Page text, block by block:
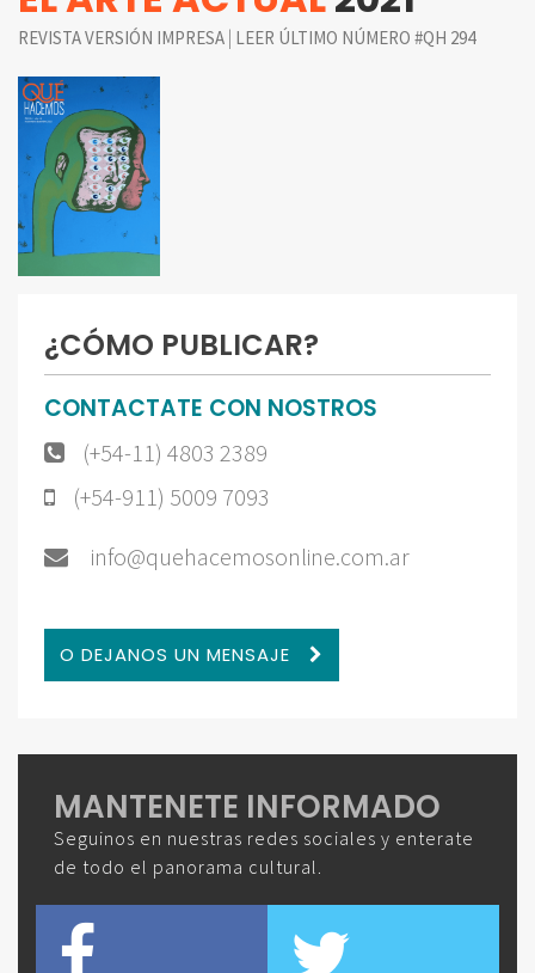
REVISTA VERSIÓN IMPRESA | LEER ÚLTIMO NÚMERO #QH 294
¿CÓMO PUBLICAR?
CONTACTATE CON NOSTROS
(+54-11) 4803 2389
(+54-911) 5009 7093
info@quehacemosonline.com.ar
O DEJANOS UN MENSAJE
MANTENETE INFORMADO
Seguinos en nuestras redes sociales y enterate
de todo el panorama cultural.